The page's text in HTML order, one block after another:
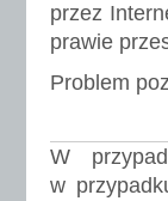
przez
prawie
Problem
W
w